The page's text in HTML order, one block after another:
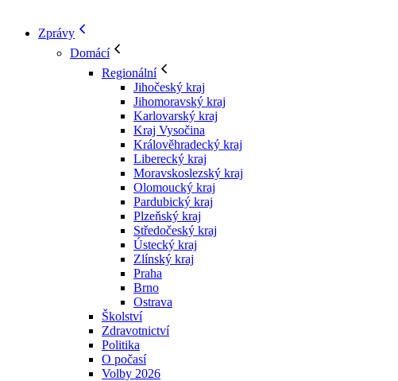
Zprávy
Domácí
Regionální
Jihočeský kraj
Jihomoravský kraj
Karlovarský kraj
Kraj Vysočina
Králověhradecký kraj
Liberecký kraj
Moravskoslezský kraj
Olomoucký kraj
Pardubický kraj
Plzeňský kraj
Středočeský kraj
Ústecký kraj
Zlínský kraj
Praha
Brno
Ostrava
Školství
Zdravotnictví
Politika
O počasí
Volby 2026